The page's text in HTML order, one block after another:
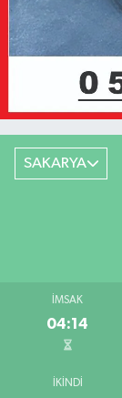
SAKARYA
İMSAK
04:14
İKINDI